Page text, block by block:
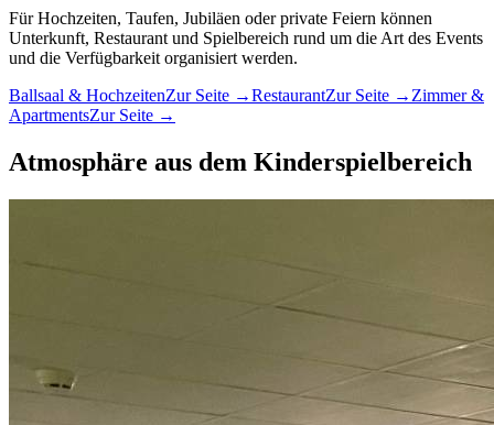
Für Hochzeiten, Taufen, Jubiläen oder private Feiern können
Unterkunft, Restaurant und Spielbereich rund um die Art des Events
und die Verfügbarkeit organisiert werden.
Ballsaal & HochzeitenZur Seite →RestaurantZur Seite → Zimmer &
ApartmentsZur Seite →
Atmosphäre aus dem Kinderspielbereich